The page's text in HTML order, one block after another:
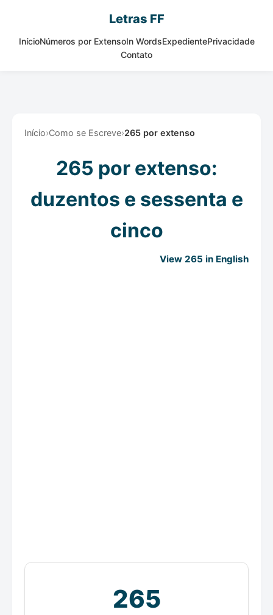
Letras FF
InícioNúmeros por ExtensoIn WordsExpedientePrivacidade
Contato
Início›Como se Escreve›265 por extenso
265 por extenso:
duzentos e sessenta e
cinco
View 265 in English
265